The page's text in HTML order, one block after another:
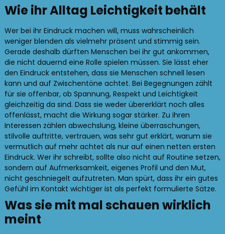
Wie ihr Alltag Leichtigkeit behält
Wer bei ihr Eindruck machen will, muss wahrscheinlich
weniger blenden als vielmehr präsent und stimmig sein.
Gerade deshalb dürften Menschen bei ihr gut ankommen,
die nicht dauernd eine Rolle spielen müssen. Sie lässt eher
den Eindruck entstehen, dass sie Menschen schnell lesen
kann und auf Zwischentöne achtet. Bei Begegnungen zählt
für sie offenbar, ob Spannung, Respekt und Leichtigkeit
gleichzeitig da sind. Dass sie weder übererklärt noch alles
offenlässt, macht die Wirkung sogar stärker. Zu ihren
Interessen zählen abwechslung, kleine überraschungen,
stilvolle auftritte, vertrauen, was sehr gut erklärt, warum sie
vermutlich auf mehr achtet als nur auf einen netten ersten
Eindruck. Wer ihr schreibt, sollte also nicht auf Routine setzen,
sondern auf Aufmerksamkeit, eigenes Profil und den Mut,
nicht geschniegelt aufzutreten. Man spürt, dass ihr ein gutes
Gefühl im Kontakt wichtiger ist als perfekt formulierte Sätze.
Was sie mit mal schauen wirklich
meint